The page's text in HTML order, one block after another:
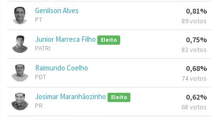
Genilson Alves
PT
0,81%
89 votos
Junior Marreca Filho Eleito
PATRI
0,75%
82 votos
Raimundo Coelho
PDT
0,68%
74 votos
Josimar Maranhãozinho Eleito
PR
0,62%
68 votos